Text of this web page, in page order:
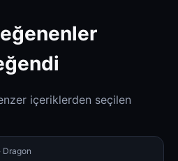
içeriklerden seçilen
Dragon